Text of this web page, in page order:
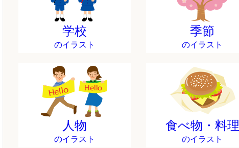
学校
のイラスト
季節
のイラスト
人物
のイラスト
食べ物・料理
のイラスト